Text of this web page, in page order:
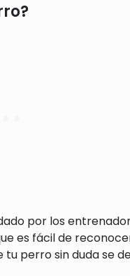
por los
es fácil de
perro sin duda se